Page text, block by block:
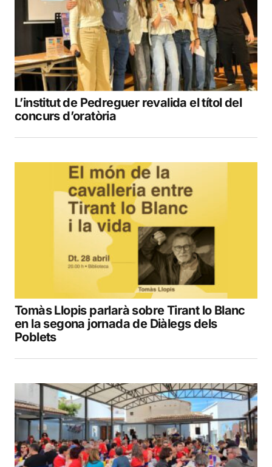
L’institut de Pedreguer revalida el títol del
concurs d’oratòria
Tomàs Llopis parlarà sobre Tirant lo Blanc
en la segona jornada de Diàlegs dels
Poblets